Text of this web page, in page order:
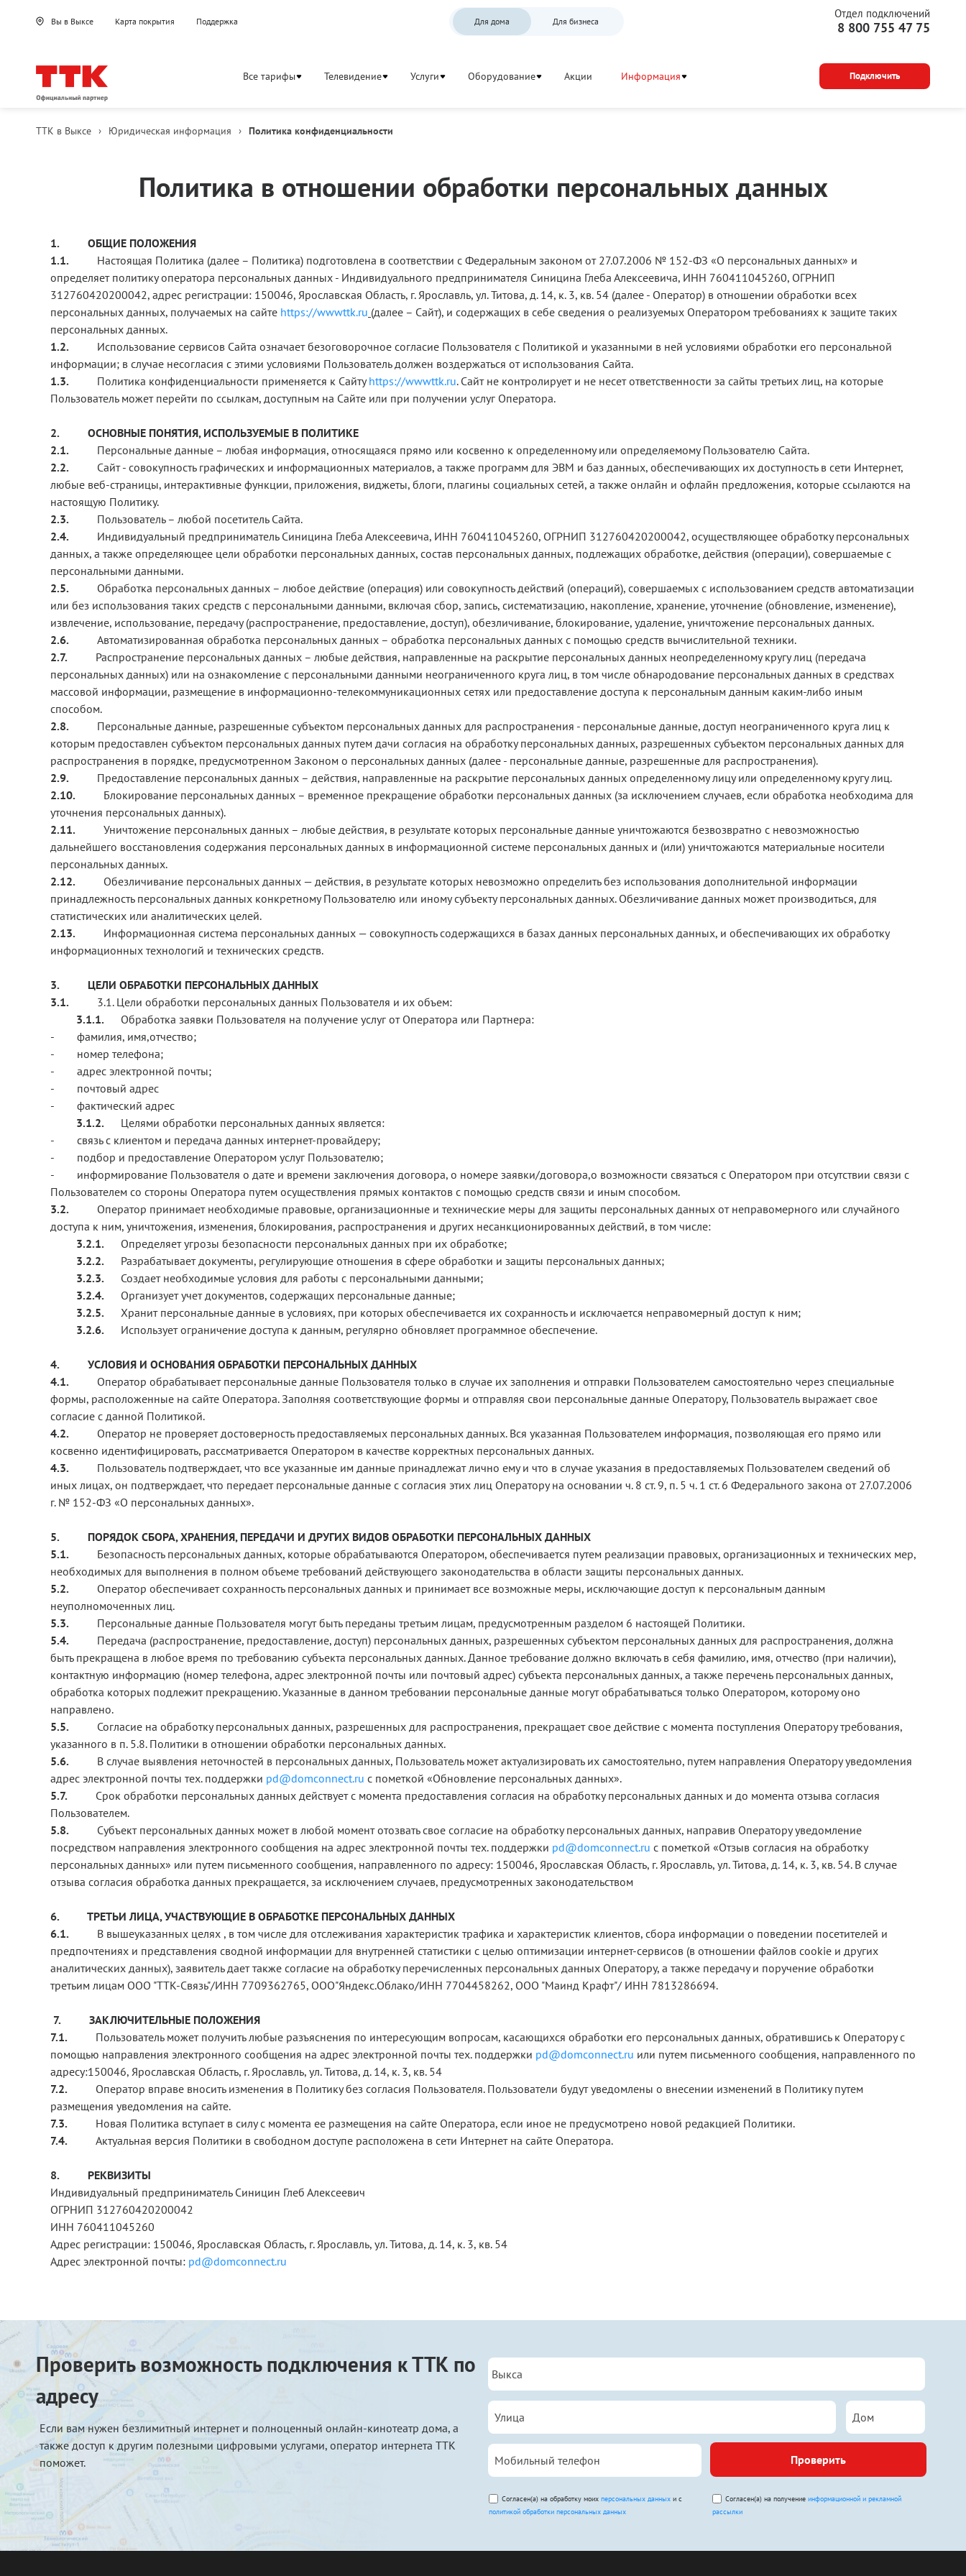
Вы в Выксе Карта покрытия Поддержка Для дома Для бизнеса
Отдел подключений
8 800 755 47 75
Все тарифы Телевидение Услуги Оборудование Акции Информация Подключить
ТТК в Выксе › Юридическая информация › Политика конфиденциальности
Политика в отношении обработки персональных данных
Текст
политики
1. ОБЩИЕ ПОЛОЖЕНИЯ
1.1. Настоящая Политика (далее – Политика) подготовлена в соответствии с Федеральным законом от 27.07.2006 № 152-ФЗ «О персональных данных» и
определяет политику оператора персональных данных - Индивидуального предпринимателя Синицина Глеба Алексеевича, ИНН 760411045260, ОГРНИП
312760420200042, адрес регистрации: 150046, Ярославская Область, г. Ярославль, ул. Титова, д. 14, к. 3, кв. 54 (далее - Оператор) в отношении обработки всех
персональных данных, получаемых на сайте https://wwwttk.ru (далее – Сайт), и содержащих в себе сведения о реализуемых Оператором требованиях к защите таких
персональных данных.
1.2. Использование сервисов Сайта означает безоговорочное согласие Пользователя с Политикой и указанными в ней условиями обработки его персональной
информации; в случае несогласия с этими условиями Пользователь должен воздержаться от использования Сайта.
1.3. Политика конфиденциальности применяется к Сайтуhttps://wwwttk.ru. Сайт не контролирует и не несет ответственности за сайты третьих лиц, на которые
Пользователь может перейти по ссылкам, доступным на Сайте или при получении услуг Оператора.
2. ОСНОВНЫЕ ПОНЯТИЯ, ИСПОЛЬЗУЕМЫЕ В ПОЛИТИКЕ
2.1. Персональные данные – любая информация, относящаяся прямо или косвенно к определенному или определяемому Пользователю Сайта.
2.2. Сайт - совокупность графических и информационных материалов, а также программ для ЭВМ и баз данных, обеспечивающих их доступность в сети Интернет,
любые веб-страницы, интерактивные функции, приложения, виджеты, блоги, плагины социальных сетей, а также онлайн и офлайн предложения, которые ссылаются на
настоящую Политику.
2.3. Пользователь – любой посетитель Сайта.
2.4. Индивидуальный предприниматель Синицина Глеба Алексеевича, ИНН 760411045260, ОГРНИП 312760420200042, осуществляющее обработку персональных
данных, а также определяющее цели обработки персональных данных, состав персональных данных, подлежащих обработке, действия (операции), совершаемые с
персональными данными.
2.5. Обработка персональных данных – любое действие (операция) или совокупность действий (операций), совершаемых с использованием средств автоматизации
или без использования таких средств с персональными данными, включая сбор, запись, систематизацию, накопление, хранение, уточнение (обновление, изменение),
извлечение, использование, передачу (распространение, предоставление, доступ), обезличивание, блокирование, удаление, уничтожение персональных данных.
2.6. Автоматизированная обработка персональных данных – обработка персональных данных с помощью средств вычислительной техники.
2.7. Распространение персональных данных – любые действия, направленные на раскрытие персональных данных неопределенному кругу лиц (передача
персональных данных) или на ознакомление с персональными данными неограниченного круга лиц, в том числе обнародование персональных данных в средствах
массовой информации, размещение в информационно-телекоммуникационных сетях или предоставление доступа к персональным данным каким-либо иным
способом.
2.8. Персональные данные, разрешенные субъектом персональных данных для распространения - персональные данные, доступ неограниченного круга лиц к
которым предоставлен субъектом персональных данных путем дачи согласия на обработку персональных данных, разрешенных субъектом персональных данных для
распространения в порядке, предусмотренном Законом о персональных данных (далее - персональные данные, разрешенные для распространения).
2.9. Предоставление персональных данных – действия, направленные на раскрытие персональных данных определенному лицу или определенному кругу лиц.
2.10. Блокирование персональных данных – временное прекращение обработки персональных данных (за исключением случаев, если обработка необходима для
уточнения персональных данных).
2.11. Уничтожение персональных данных – любые действия, в результате которых персональные данные уничтожаются безвозвратно с невозможностью
дальнейшего восстановления содержания персональных данных в информационной системе персональных данных и (или) уничтожаются материальные носители
персональных данных.
2.12. Обезличивание персональных данных — действия, в результате которых невозможно определить без использования дополнительной информации
принадлежность персональных данных конкретному Пользователю или иному субъекту персональных данных. Обезличивание данных может производиться, для
статистических или аналитических целей.
2.13. Информационная система персональных данных — совокупность содержащихся в базах данных персональных данных, и обеспечивающих их обработку
информационных технологий и технических средств.
3. ЦЕЛИ ОБРАБОТКИ ПЕРСОНАЛЬНЫХ ДАННЫХ
3.1. 3.1. Цели обработки персональных данных Пользователя и их объем:
3.1.1. Обработка заявки Пользователя на получение услуг от Оператора или Партнера:
- фамилия, имя,отчество;
- номер телефона;
- адрес электронной почты;
- почтовый адрес
- фактический адрес
3.1.2. Целями обработки персональных данных является:
- связь с клиентом и передача данных интернет-провайдеру;
- подбор и предоставление Оператором услуг Пользователю;
- информирование Пользователя о дате и времени заключения договора, о номере заявки/договора,о возможности связаться с Оператором при отсутствии связи с
Пользователем со стороны Оператора путем осуществления прямых контактов с помощью средств связи и иным способом.
3.2. Оператор принимает необходимые правовые, организационные и технические меры для защиты персональных данных от неправомерного или случайного
доступа к ним, уничтожения, изменения, блокирования, распространения и других несанкционированных действий, в том числе:
3.2.1. Определяет угрозы безопасности персональных данных при их обработке;
3.2.2. Разрабатывает документы, регулирующие отношения в сфере обработки и защиты персональных данных;
3.2.3. Создает необходимые условия для работы с персональными данными;
3.2.4. Организует учет документов, содержащих персональные данные;
3.2.5. Хранит персональные данные в условиях, при которых обеспечивается их сохранность и исключается неправомерный доступ к ним;
3.2.6. Использует ограничение доступа к данным, регулярно обновляет программное обеспечение.
4. УСЛОВИЯ И ОСНОВАНИЯ ОБРАБОТКИ ПЕРСОНАЛЬНЫХ ДАННЫХ
4.1. Оператор обрабатывает персональные данные Пользователя только в случае их заполнения и отправки Пользователем самостоятельно через специальные
формы, расположенные на сайте Оператора. Заполняя соответствующие формы и отправляя свои персональные данные Оператору, Пользователь выражает свое
согласие с данной Политикой.
4.2. Оператор не проверяет достоверность предоставляемых персональных данных. Вся указанная Пользователем информация, позволяющая его прямо или
косвенно идентифицировать, рассматривается Оператором в качестве корректных персональных данных.
4.3. Пользователь подтверждает, что все указанные им данные принадлежат лично ему и что в случае указания в предоставляемых Пользователем сведений об
иных лицах, он подтверждает, что передает персональные данные с согласия этих лиц Оператору на основании ч. 8 ст. 9, п. 5 ч. 1 ст. 6 Федерального закона от 27.07.2006
г. № 152-ФЗ «О персональных данных».
5. ПОРЯДОК СБОРА, ХРАНЕНИЯ, ПЕРЕДАЧИ И ДРУГИХ ВИДОВ ОБРАБОТКИ ПЕРСОНАЛЬНЫХ ДАННЫХ
5.1. Безопасность персональных данных, которые обрабатываются Оператором, обеспечивается путем реализации правовых, организационных и технических мер,
необходимых для выполнения в полном объеме требований действующего законодательства в области защиты персональных данных.
5.2. Оператор обеспечивает сохранность персональных данных и принимает все возможные меры, исключающие доступ к персональным данным
неуполномоченных лиц.
5.3. Персональные данные Пользователя могут быть переданы третьим лицам, предусмотренным разделом 6 настоящей Политики.
5.4. Передача (распространение, предоставление, доступ) персональных данных, разрешенных субъектом персональных данных для распространения, должна
быть прекращена в любое время по требованию субъекта персональных данных. Данное требование должно включать в себя фамилию, имя, отчество (при наличии),
контактную информацию (номер телефона, адрес электронной почты или почтовый адрес) субъекта персональных данных, а также перечень персональных данных,
обработка которых подлежит прекращению. Указанные в данном требовании персональные данные могут обрабатываться только Оператором, которому оно
направлено.
5.5. Согласие на обработку персональных данных, разрешенных для распространения, прекращает свое действие с момента поступления Оператору требования,
указанного в п. 5.8. Политики в отношении обработки персональных данных.
5.6. В случае выявления неточностей в персональных данных, Пользователь может актуализировать их самостоятельно, путем направления Оператору уведомления
адрес электронной почты тех. поддержки pd@domconnect.ru с пометкой «Обновление персональных данных».
5.7. Срок обработки персональных данных действует с момента предоставления согласия на обработку персональных данных и до момента отзыва согласия
Пользователем.
5.8. Субъект персональных данных может в любой момент отозвать свое согласие на обработку персональных данных, направив Оператору уведомление
посредством направления электронного сообщения на адрес электронной почты тех. поддержки pd@domconnect.ru с пометкой «Отзыв согласия на обработку
персональных данных» или путем письменного сообщения, направленного по адресу: 150046, Ярославская Область, г. Ярославль, ул. Титова, д. 14, к. 3, кв. 54. В случае
отзыва согласия обработка данных прекращается, за исключением случаев, предусмотренных законодательством
6. ТРЕТЬИ ЛИЦА, УЧАСТВУЮЩИЕ В ОБРАБОТКЕ ПЕРСОНАЛЬНЫХ ДАННЫХ
6.1. В вышеуказанных целях , в том числе для отслеживания характеристик трафика и характеристик клиентов, сбора информации о поведении посетителей и
предпочтениях и представления сводной информации для внутренней статистики с целью оптимизации интернет-сервисов (в отношении файлов cookie и других
аналитических данных), заявитель дает также согласие на обработку перечисленных персональных данных Оператору, а также передачу и поручение обработки
третьим лицам ООО "ТТК-Связь"/ИНН 7709362765, ООО"Яндекс.Облако/ИНН 7704458262, ООО "Маинд Крафт"/ ИНН 7813286694.
7. ЗАКЛЮЧИТЕЛЬНЫЕ ПОЛОЖЕНИЯ
7.1. Пользователь может получить любые разъяснения по интересующим вопросам, касающихся обработки его персональных данных, обратившись к Оператору с
помощью направления электронного сообщения на адрес электронной почты тех. поддержки pd@domconnect.ru или путем письменного сообщения, направленного по
адресу:150046, Ярославская Область, г. Ярославль, ул. Титова, д. 14, к. 3, кв. 54
7.2. Оператор вправе вносить изменения в Политику без согласия Пользователя. Пользователи будут уведомлены о внесении изменений в Политику путем
размещения уведомления на сайте.
7.3. Новая Политика вступает в силу с момента ее размещения на сайте Оператора, если иное не предусмотрено новой редакцией Политики.
7.4. Актуальная версия Политики в свободном доступе расположена в сети Интернет на сайте Оператора.
8. РЕКВИЗИТЫ
Индивидуальный предприниматель Синицин Глеб Алексеевич
ОГРНИП 312760420200042
ИНН 760411045260
Адрес регистрации: 150046, Ярославская Область, г. Ярославль, ул. Титова, д. 14, к. 3, кв. 54
Адрес электронной почты: pd@domconnect.ru
Проверить возможность подключения к ТТК по
адресу
Если вам нужен безлимитный интернет и полноценный онлайн-кинотеатр дома, а
также доступ к другим полезными цифровыми услугами, оператор интернета ТТК
поможет.
Проверить
Согласен(а) на обработку моих персональных данных и с
политикой обработки персональных данных
Согласен(а) на получение информационной и рекламной
рассылки